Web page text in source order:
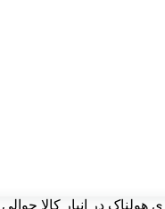
در انبار کالا حوالی